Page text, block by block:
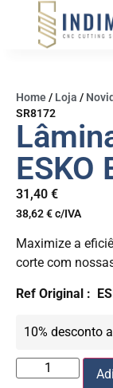
Home/ Loja /
SR8172
ESKO
31,40 €
38,62€c/IVA
Maximize a
corte com
Ref Original :
10% desconto